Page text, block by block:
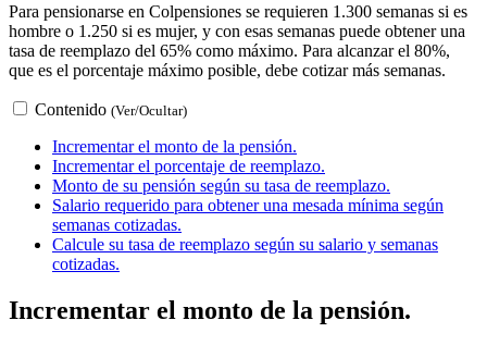
Para pensionarse en Colpensiones se requieren 1.300 semanas si es
hombre o 1.250 si es mujer, y con esas semanas puede obtener una
tasa de reemplazo del 65% como máximo. Para alcanzar el 80%,
que es el porcentaje máximo posible, debe cotizar más semanas.
Contenido (Ver/Ocultar)
Incrementar el monto de la pensión.
Incrementar el porcentaje de reemplazo.
Monto de su pensión según su tasa de reemplazo.
Salario requerido para obtener una mesada mínima según
semanas cotizadas.
Calcule su tasa de reemplazo según su salario y semanas
cotizadas.
Incrementar el monto de la pensión.